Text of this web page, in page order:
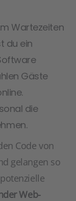
Wartezeiten
du ein
Gäste
die
Code von
gelangen so
Web-